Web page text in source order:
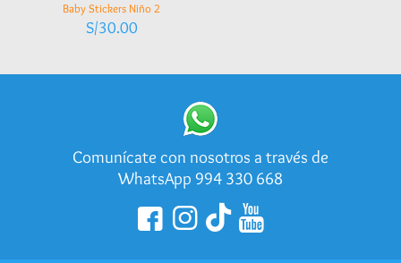
Baby Stickers Niño 2
S/30.00
Comunícate con nosotros a través de
WhatsApp 994 330 668